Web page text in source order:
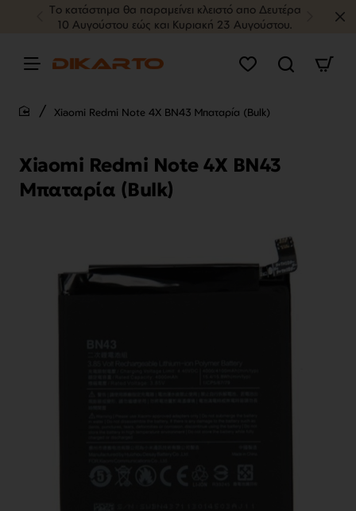
Tο κατάστημα θα παραμείνει κλειστό απο Δευτέρα
10 Αυγούστου εώς και Κυριακή 23 Αυγούστου.
Xiaomi Redmi Note 4X BN43
Μπαταρία (Bulk)
Xiaomi Redmi Note 4X BN43 Μπαταρία (Bulk)